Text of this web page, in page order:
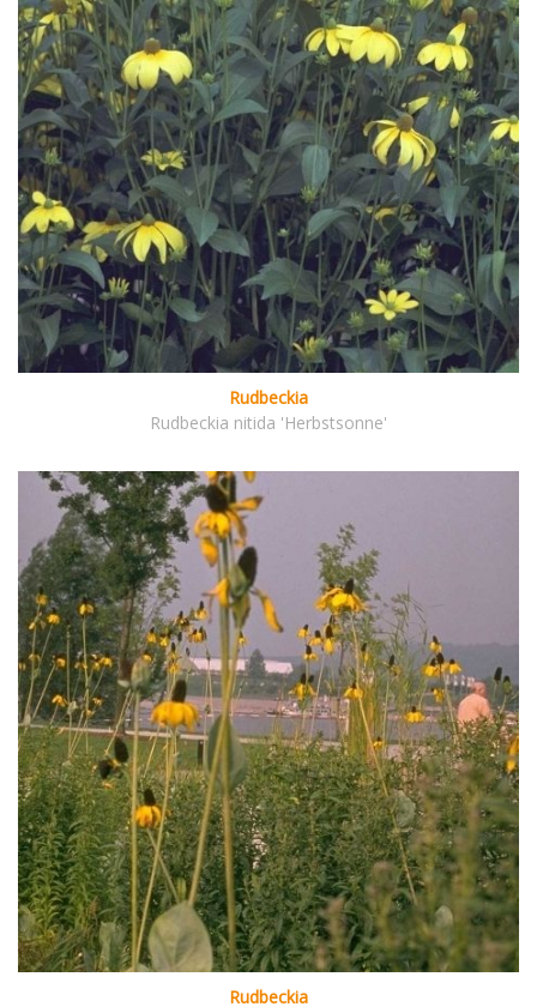
Rudbeckia
Rudbeckia nitida 'Herbstsonne'
Rudbeckia